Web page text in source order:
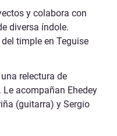
y colabora con
diversa índole.
timple en Teguise
relectura de
acompañan Ehedey
(guitarra) y Sergio